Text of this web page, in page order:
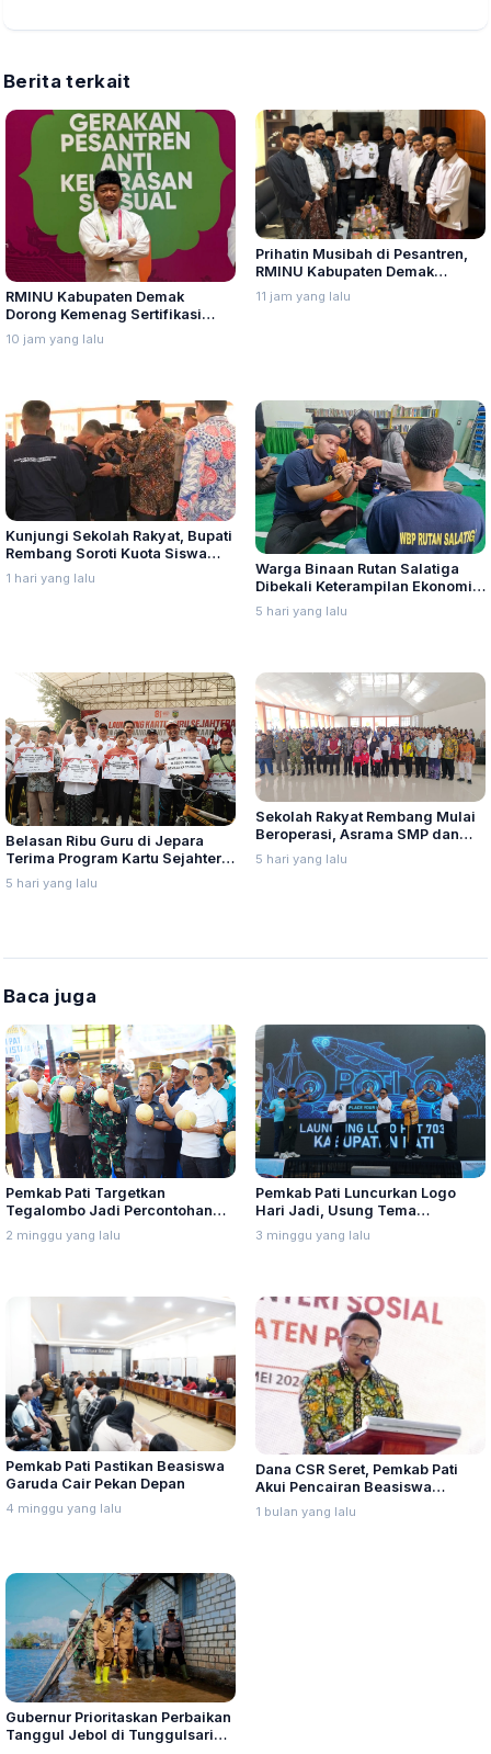
Berita terkait
RMINU Kabupaten Demak
Dorong Kemenag Sertifikasi
Manajemen Perlindungan Santri
10 jam yang lalu
Prihatin Musibah di Pesantren,
RMINU Kabupaten Demak
Dorong Sertifikasi Perlindungan
Santri
11 jam yang lalu
Kunjungi Sekolah Rakyat, Bupati
Rembang Soroti Kuota Siswa
Belum Penuh
1 hari yang lalu
Warga Binaan Rutan Salatiga
Dibekali Keterampilan Ekonomi
Kreatif
5 hari yang lalu
Belasan Ribu Guru di Jepara
Terima Program Kartu Sejahtera,
Segini Nominalnya
5 hari yang lalu
Sekolah Rakyat Rembang Mulai
Beroperasi, Asrama SMP dan
SMA Masih Tahap Penyelesaian
5 hari yang lalu
Baca juga
Pemkab Pati Targetkan
Tegalombo Jadi Percontohan
Pertanian Modern, Siapkan
Drone
2 minggu yang lalu
Pemkab Pati Luncurkan Logo
Hari Jadi, Usung Tema
"Sumunar Terang Mbangun
Kemajengan"
3 minggu yang lalu
Pemkab Pati Pastikan Beasiswa
Garuda Cair Pekan Depan
4 minggu yang lalu
Dana CSR Seret, Pemkab Pati
Akui Pencairan Beasiswa
Mahasiswa Tersendat Tiga
1 bulan yang lalu
Gubernur Prioritaskan Perbaikan
Tanggul Jebol di Tunggulsari